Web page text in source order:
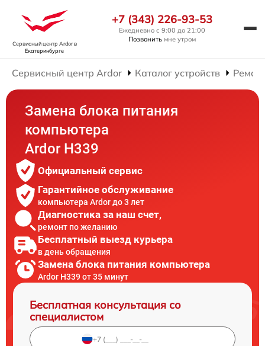
Сервисный центр Ardorв
Екатеринбурге
+7 (343) 226-93-53
Ежедневно с 9:00 до 21:00
Позвонить мне утром
Сервисный центр Ardor Каталог устройств
Замена блока питания
компьютера
Ardor H339
Официальный сервис
Гарантийное обслуживание
компьютера Ardor до 3 лет
Диагностика за наш счет,
ремонт по желанию
Бесплатный выезд курьера
в день обращения
Замена блока питания компьютера
Ardor H339 от 35 минут
Бесплатная консультация со
специалистом